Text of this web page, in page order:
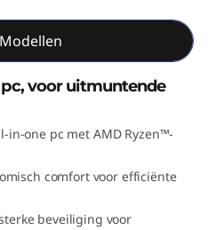
voor uitmuntende
in-one pc met AMD Ryzen™-
comfort voor efficiënte
beveiliging voor